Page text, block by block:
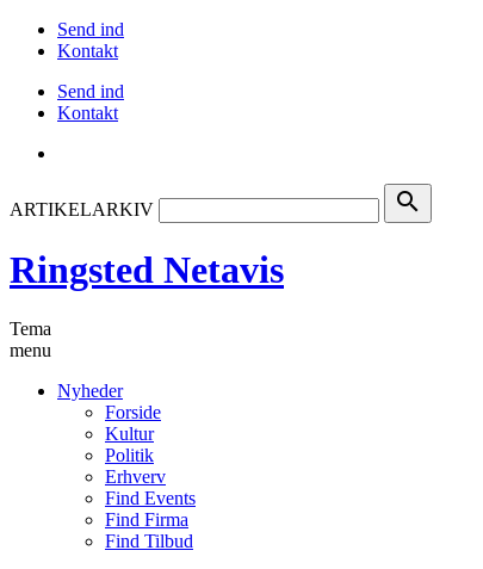
Send ind
Kontakt
Send ind
Kontakt
ARTIKELARKIV search
Ringsted Netavis
Tema
menu
Nyheder
Forside
Kultur
Politik
Erhverv
Find Events
Find Firma
Find Tilbud